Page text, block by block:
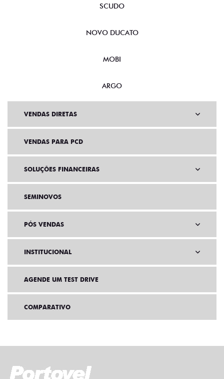
SCUDO
NOVO DUCATO
MOBI
ARGO
VENDAS DIRETAS
VENDAS PARA PCD
SOLUÇÕES FINANCEIRAS
SEMINOVOS
PÓS VENDAS
INSTITUCIONAL
AGENDE UM TEST DRIVE
COMPARATIVO